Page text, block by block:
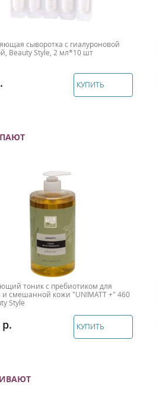
сыворотка с гиалуроновой
Beauty Style, 2 мл*10 шт
КУПИТЬ
тоник с пребиотиком для
смешанной кожи "UNIMATT +" 460
Style
КУПИТЬ